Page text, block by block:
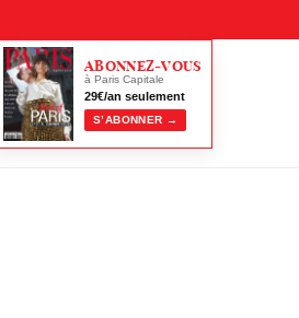
ABONNEZ-VOUS
à Paris Capitale
29€/an seulement
S’ABONNER →